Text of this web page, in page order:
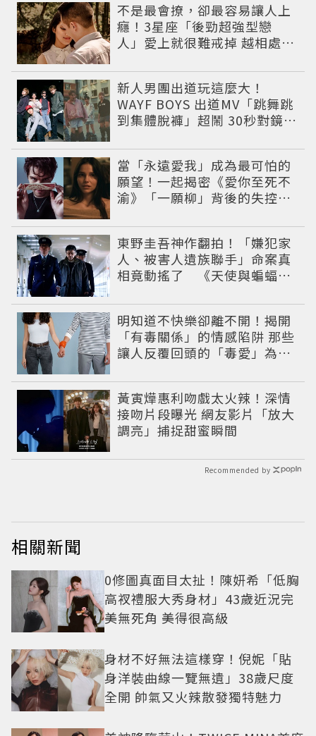
不是最會撩，卻最容易讓人上
癮！3星座「後勁超強型戀
人」愛上就很難戒掉 越相處越
新人男團出道玩這麼大！
WAYF BOYS 出道MV「跳舞跳
到集體脫褲」超鬧 30秒對鏡清
當「永遠愛我」成為最可怕的
願望！一起揭密《愛你至死不
渝》「一願柳」背後的失控愛
東野圭吾神作翻拍！「嫌犯家
人、被害人遺族聯手」命案真
相竟動搖了 《天使與蝙蝠》
明知道不快樂卻離不開！揭開
「有毒關係」的情感陷阱 那些
讓人反覆回頭的「毒愛」為何
黃寅燁惠利吻戲太火辣！深情
接吻片段曝光 網友影片「放大
調亮」捕捉甜蜜瞬間
Recommended by
相關新聞
0修圖真面目太扯！陳妍希「低胸
高衩禮服大秀身材」43歲近況完
美無死角 美得很高級
身材不好無法這樣穿！倪妮「貼
身洋裝曲線一覽無遺」38歲尺度
全開 帥氣又火辣散發獨特魅力